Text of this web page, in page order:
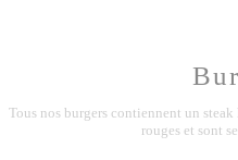
Tous nos burgers contiennent un
rouges et sont